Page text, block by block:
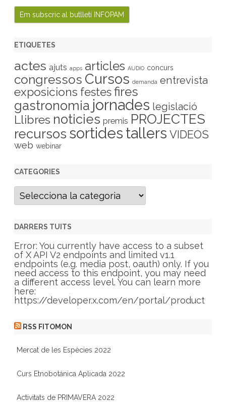
ETIQUETES
actes ajuts apps articles AUDIO concurs
congressos Cursos demanda entrevista
exposicions festesfires
gastronomia jornades legislació
Llibres noticies premis PROJECTES
recursos sortides tallers VIDEOS
web webinar
CATEGORIES
C
t
g
r
i
e
s
DARRERS TUITS
Error: You currently have access to a subset
of X API V2 endpoints and limited v1.1
endpoints (e.g. media post, oauth) only. If you
need access to this endpoint, you may need
a different access level. You can learn more
here:
https://developer.x.com/en/portal/product
RSS FITOMON
Mercat de les Espècies 2022
Curs Etnobotánica Aplicada 2022
Activitats de PRIMAVERA 2022